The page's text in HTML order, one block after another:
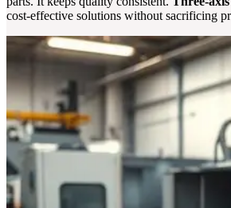
cost-effective solutions without sacrificing